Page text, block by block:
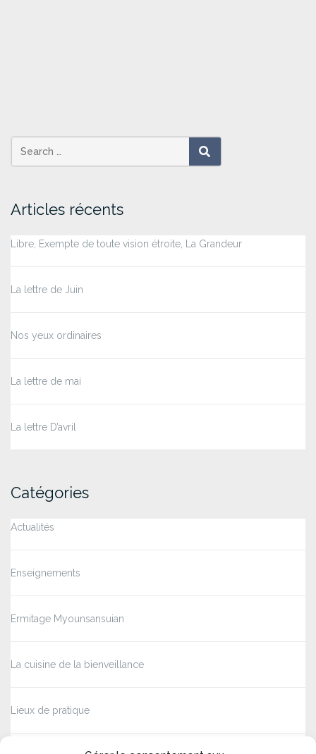
Search
for:
SEARCH
Articles récents
Libre, Exempte de toute vision étroite, La Grandeur
La lettre de Juin
Nos yeux ordinaires
La lettre de mai
La lettre D’avril
Catégories
Actualités
Enseignements
Ermitage Myounsansuian
La cuisine de la bienveillance
Lieux de pratique